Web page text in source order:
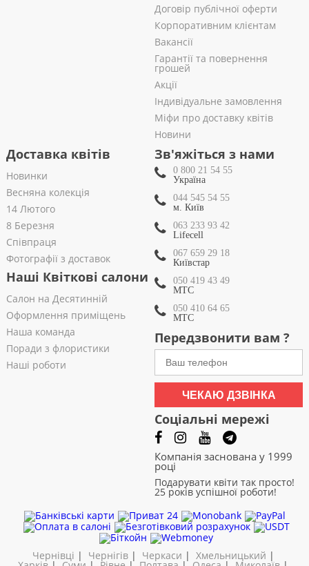
Договір публічної оферти
Корпоративним клієнтам
Вакансії
Гарантії та повернення
грошей
Акції
Індивідуальне замовлення
Міфи про доставку квітів
Новини
Доставка квітів
Новинки
Весняна колекція
14 Лютого
8 Березня
Співпраця
Фотографії з доставок
Наші Квіткові салони
Салон на Десятинній
Оформлення приміщень
Наша команда
Поради з флористики
Наші роботи
Зв'яжіться з нами
0 800 21 54 55
Україна
044 545 54 55
м. Київ
063 233 93 42
Lifecell
067 659 29 18
Київстар
050 419 43 49
МТС
050 410 64 65
МТС
Передзвонити вам ?
ЧЕКАЮ ДЗВІНКА
Соціальні мережі
Компанія заснована у 1999
році
Подарувати квіти так просто!
25 років успішної роботи!
Чернівці | Чернігів| Черкаси | Хмельницький |